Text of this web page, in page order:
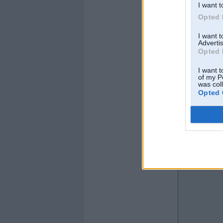
I want
Opted
I want
Opted
I want
of my
was
Opted